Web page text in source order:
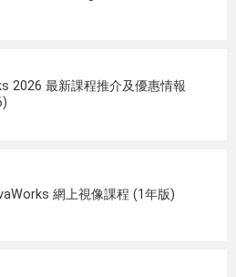
2026 最新課程推介及優惠情報
網上視像課程 (1年版)